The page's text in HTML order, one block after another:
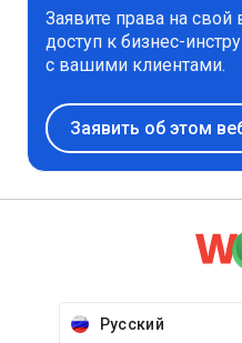
Заявите права на свой
доступ к бизнес-
с вашими клиентами.
Заявить об этом
Русский